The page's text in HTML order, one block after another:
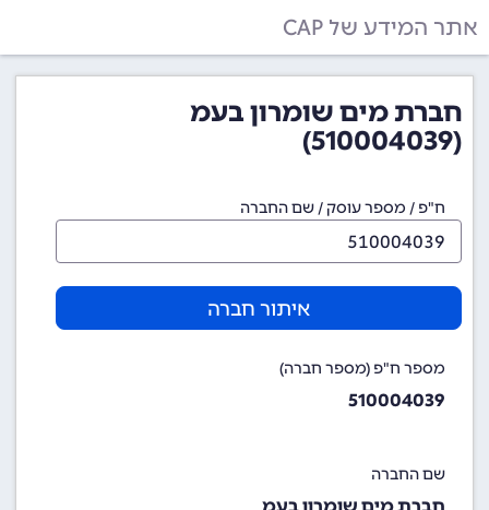
אתר המידע של CAP
חברת מים שומרון בעמ
(510004039)
ח"פ / מספר עוסק / שם החברה
איתור חברה
מספר ח"פ (מספר חברה)
510004039
שם החברה
חברת מים שומרון בעמ